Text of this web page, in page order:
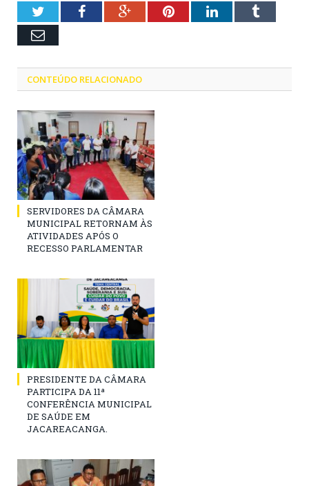
TwitterFacebookGoogle+PinterestLinkedInTumblr
Email
CONTEÚDO RELACIONADO
SERVIDORES DA CÂMARA
MUNICIPAL RETORNAM ÀS
ATIVIDADES APÓS O
RECESSO PARLAMENTAR
PRESIDENTE DA CÂMARA
PARTICIPA DA 11ª
CONFERÊNCIA MUNICIPAL
DE SAÚDE EM
JACAREACANGA.